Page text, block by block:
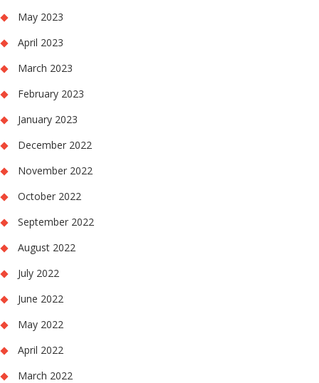
May 2023
April 2023
March 2023
February 2023
January 2023
December 2022
November 2022
October 2022
September 2022
August 2022
July 2022
June 2022
May 2022
April 2022
March 2022